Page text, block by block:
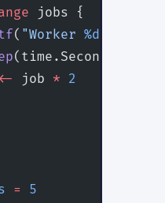
jobs {
( "Worker %d
(time.Second)
<- job * 2
= 5